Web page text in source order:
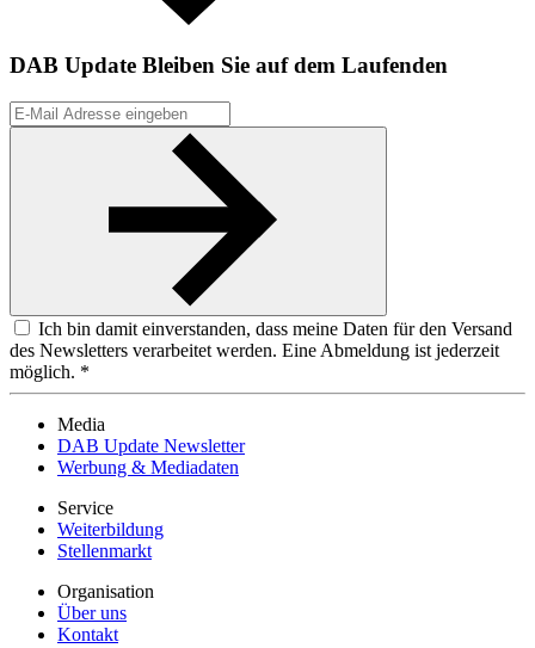
DAB Update Bleiben Sie auf dem Laufenden
Ich bin damit einverstanden, dass meine Daten für den Versand
des Newsletters verarbeitet werden. Eine Abmeldung ist jederzeit
möglich. *
Media
DAB Update Newsletter
Werbung & Mediadaten
Service
Weiterbildung
Stellenmarkt
Organisation
Über uns
Kontakt